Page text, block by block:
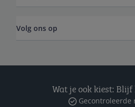
Volg ons op
Wat je ook kiest:
Gecontroleerde